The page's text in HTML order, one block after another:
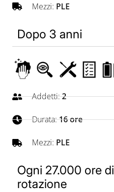
Mezzi: PLE
Dopo 3 anni
Addetti:2
Durata:16 ore
Mezzi: PLE
Ogni 27.000 ore di
rotazione